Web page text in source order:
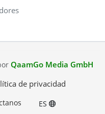
QaamGo Media GmbH
de privacidad
ES